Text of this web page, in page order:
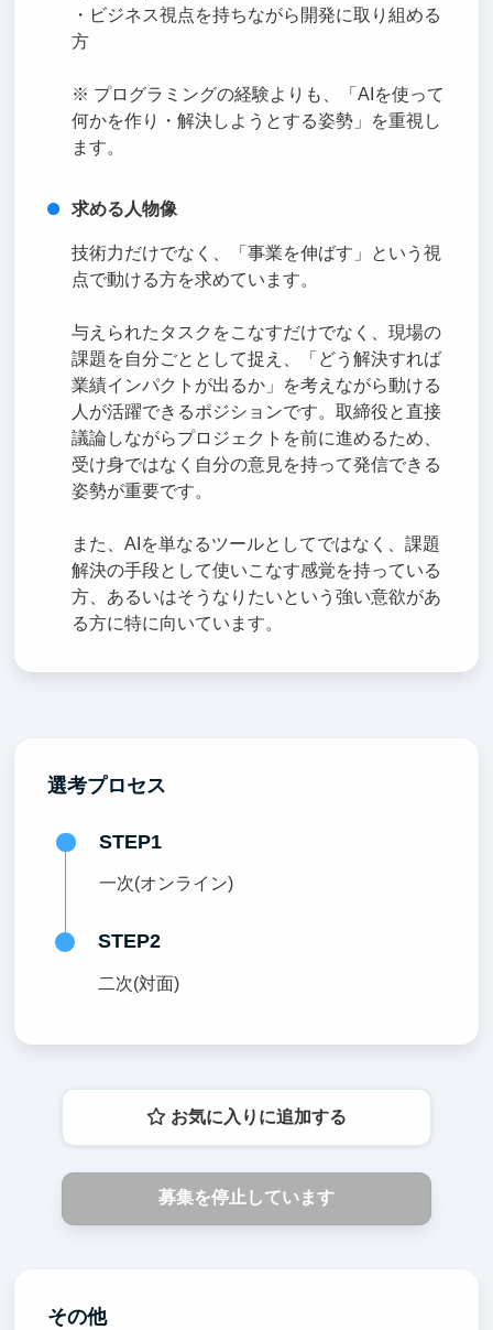
・ビジネス視点を持ちながら開発に取り組める
方
※ プログラミングの経験よりも、「AIを使って
何かを作り・解決しようとする姿勢」を重視し
ます。
求める人物像
技術力だけでなく、「事業を伸ばす」という視
点で動ける方を求めています。
与えられたタスクをこなすだけでなく、現場の
課題を自分ごととして捉え、「どう解決すれば
業績インパクトが出るか」を考えながら動ける
人が活躍できるポジションです。取締役と直接
議論しながらプロジェクトを前に進めるため、
受け身ではなく自分の意見を持って発信できる
姿勢が重要です。
また、AIを単なるツールとしてではなく、課題
解決の手段として使いこなす感覚を持っている
方、あるいはそうなりたいという強い意欲があ
る方に特に向いています。
選考プロセス
STEP1
一次(オンライン)
STEP2
二次(対面)
お気に入りに追加する
募集を停止しています
その他